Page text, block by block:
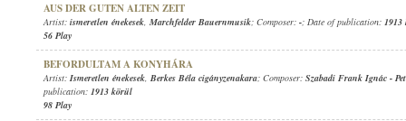
AUS DER GUTEN ALTEN ZEIT
Artist: ismeretlen énekesek, Marchfelder Bauernmusik; Composer: -; Date of publication:
56 Play
BEFORDULTAM A KONYHÁRA
Artist: Ismeretlen énekesek, Berkes Béla cigányzenakara; Composer: Szabadi Frank Ignác -
publication: 1913 körül
98 Play